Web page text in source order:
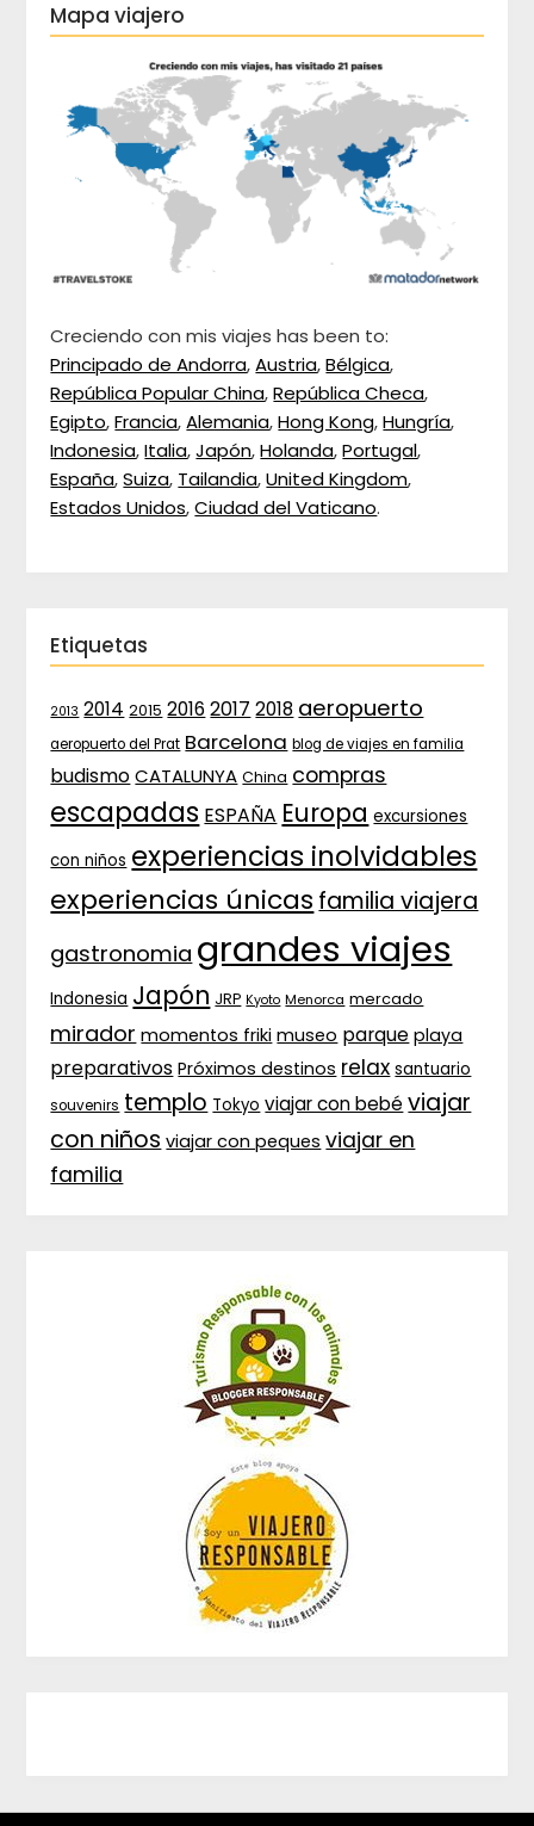
Mapa viajero
Creciendo con mis viajes has been to:
Principado de Andorra,Austria,Bélgica,
República Popular China,República Checa,
Egipto,Francia,Alemania,Hong Kong,Hungría,
Indonesia,Italia,Japón,Holanda,Portugal,
España,Suiza, Tailandia,United Kingdom,
Estados Unidos,Ciudad del Vaticano.
Etiquetas
2013 2014 2015 2016 2017 2018 aeropuerto
aeropuerto del Prat Barcelona blog de viajes en familia
budismo CATALUNYA China compras
escapadas ESPAÑA Europa excursiones
con niños experiencias inolvidables
experiencias únicas familia viajera
gastronomia grandes viajes
Indonesia Japón JRP Kyoto Menorca mercado
mirador momentos friki museo parque playa
preparativos Próximos destinos relax santuario
souvenirs templo Tokyo viajar con bebé viajar
con niños viajar con peques viajar en
familia